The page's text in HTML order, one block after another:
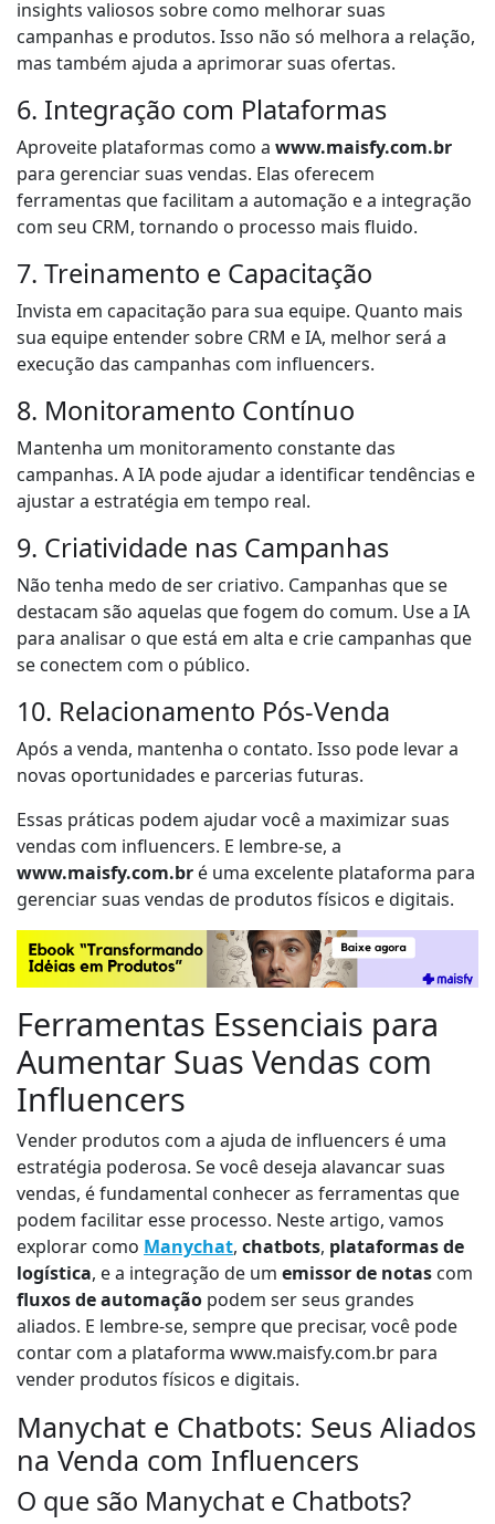
insights valiosos sobre como melhorar suas
campanhas e produtos. Isso não só melhora a relação,
mas também ajuda a aprimorar suas ofertas.
6. Integração com Plataformas
Aproveite plataformas como a www.maisfy.com.br
para gerenciar suas vendas. Elas oferecem
ferramentas que facilitam a automação e a integração
com seu CRM, tornando o processo mais fluido.
7. Treinamento e Capacitação
Invista em capacitação para sua equipe. Quanto mais
sua equipe entender sobre CRM e IA, melhor será a
execução das campanhas com influencers.
8. Monitoramento Contínuo
Mantenha um monitoramento constante das
campanhas. A IA pode ajudar a identificar tendências e
ajustar a estratégia em tempo real.
9. Criatividade nas Campanhas
Não tenha medo de ser criativo. Campanhas que se
destacam são aquelas que fogem do comum. Use a IA
para analisar o que está em alta e crie campanhas que
se conectem com o público.
10. Relacionamento Pós-Venda
Após a venda, mantenha o contato. Isso pode levar a
novas oportunidades e parcerias futuras.
Essas práticas podem ajudar você a maximizar suas
vendas com influencers. E lembre-se, a
www.maisfy.com.br é uma excelente plataforma para
gerenciar suas vendas de produtos físicos e digitais.
Ferramentas Essenciais para
Aumentar Suas Vendas com
Influencers
Vender produtos com a ajuda de influencers é uma
estratégia poderosa. Se você deseja alavancar suas
vendas, é fundamental conhecer as ferramentas que
podem facilitar esse processo. Neste artigo, vamos
explorar como Manychat, chatbots, plataformas de
logística, e a integração de um emissor de notas com
fluxos de automação podem ser seus grandes
aliados. E lembre-se, sempre que precisar, você pode
contar com a plataforma www.maisfy.com.br para
vender produtos físicos e digitais.
Manychat e Chatbots: Seus Aliados
na Venda com Influencers
O que são Manychat e Chatbots?